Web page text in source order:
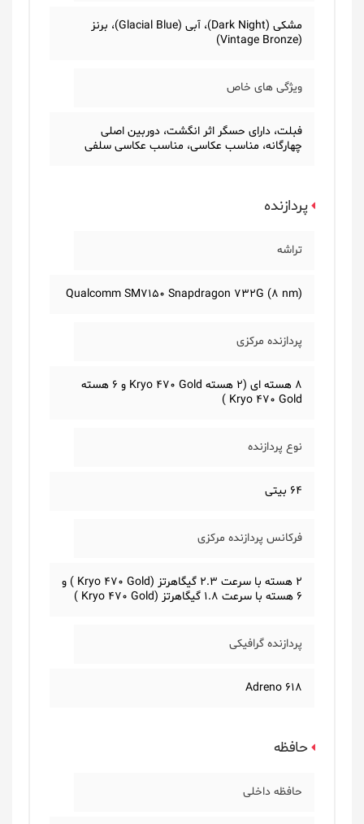
مشکی (Dark Night)، آبی (Glacial Blue)، برنز
(Vintage Bronze)
ویژگی های خاص
فبلت، دارای حسگر اثر انگشت، دوربین اصلی
چهارگانه، مناسب عکاسی، مناسب عکاسی سلفی
پردازنده
تراشه
Qualcomm SM7150 Snapdragon 732G (8 nm)
پردازنده مرکزی
8 هسته ای (2 هسته Kryo 470 Gold و 6 هسته
Kryo 470 Gold )
نوع پردازنده
64 بیتی
فرکانس پردازنده مرکزی
2 هسته با سرعت 2.3 گیگاهرتز (Kryo 470 Gold ) و
6 هسته با سرعت 1.8 گیگاهرتز (Kryo 470 Gold )
پردازنده گرافیکی
Adreno 618
حافظه
حافظه داخلی